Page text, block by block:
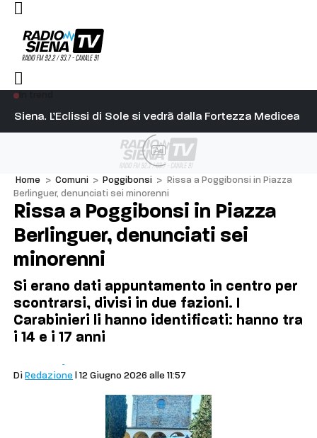
Siena. L’Eclissi di Sole si vedrà dalla Fortezza Medicea
su Diosu sono state poco corrette”
Ad
Home > Comuni > Poggibonsi >
Rissa a Poggibonsi in Piazza
Berlinguer, denunciati sei minorenni
Rissa a Poggibonsi in Piazza
Berlinguer, denunciati sei
minorenni
Si erano dati appuntamento in centro per
scontrarsi, divisi in due fazioni. I
Carabinieri li hanno identificati: hanno tra
i 14 e i 17 anni
Di Redazione | 12 Giugno 2026 alle 11:57